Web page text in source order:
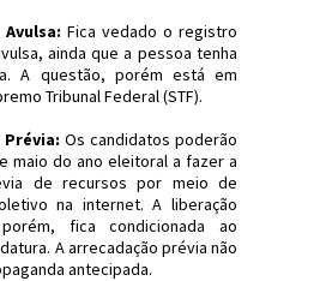
Fica vedado o registro
ainda que a pessoa tenha
A questão, porém está em
Tribunal Federal (STF).
Os candidatos poderão
maio do ano eleitoral a fazer a
de recursos por meio de
na internet. A liberação
fica condicionada ao
A arrecadação prévia não
antecipada.